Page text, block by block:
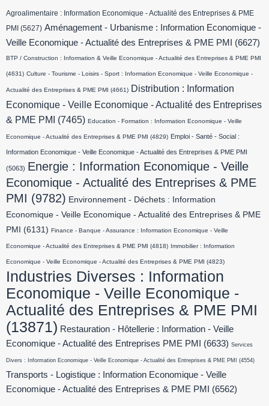
Agroalimentaire : Information Economique - Actualité des Entreprises & PME
PMI (5627) Aménagement - Urbanisme : Information Economique -
Veille Economique - Actualité des Entreprises & PME PMI
(6627)
BTP / Construction : Information & Veille Economique - Actualité des Entreprises & PME PMI
(4631) Culture - Tourisme - Loisirs - Sport : Information Economique - Veille Economique -
Actualité des Entreprises & PME PMI (4661) Distribution : Information
Economique - Veille Economique - Actualité des Entreprises
& PME PMI
(7465) Education - Formation : Information Economique - Veille
Economique - Actualité des Entreprises & PME PMI (4829) Emploi - Santé - Social :
Information Economique - Veille Economique - Actualité des Entreprises & PME PMI
(5063) Energie : Information Economique - Veille
Economique - Actualité des Entreprises & PME
PMI (9782) Environnement - Déchets : Information
Economique - Veille Economique - Actualité des Entreprises & PME
PMI
(6131) Finance - Banque - Assurance : Information Economique - Veille
Economique - Actualité des Entreprises & PME PMI (4818) Immobilier : Information
Economique - Veille Economique - Actualité des Entreprises & PME PMI (4823)
Industries Diverses : Information
Economique - Veille Economique -
Actualité des Entreprises & PME PMI
(13871) Restauration - Hôtellerie : Information - Veille
Economique - Actualité des Entreprises PME PMI
(6633) Services
Divers : Information Economique - Veille Economique - Actualité des Entreprises & PME PMI (4554)
Transports - Logistique : Information Economique - Veille
Economique - Actualité des Entreprises & PME PMI
(6562)